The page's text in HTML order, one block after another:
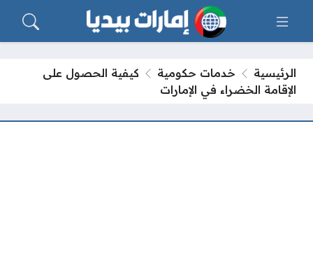
الرئيسية خدمات حكومية
كيفية الحصول على
الإقامة الخضراء في الإمارات